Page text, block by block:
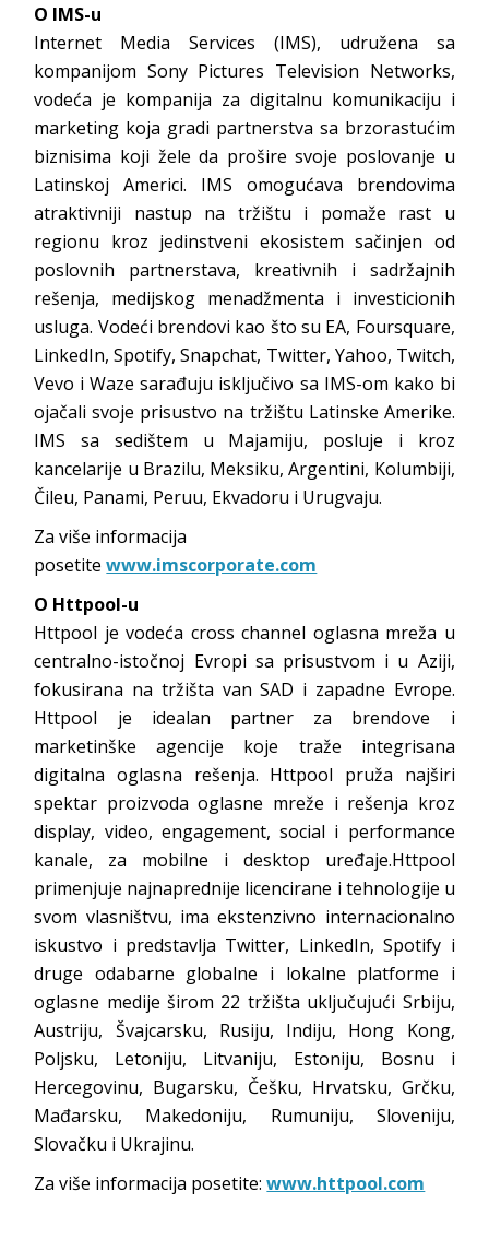
O IMS-u
Internet Media Services (IMS), udružena sa
kompanijom Sony Pictures Television Networks,
vodeća je kompanija za digitalnu komunikaciju i
marketing koja gradi partnerstva sa brzorastućim
biznisima koji žele da prošire svoje poslovanje u
Latinskoj Americi. IMS omogućava brendovima
atraktivniji nastup na tržištu i pomaže rast u
regionu kroz jedinstveni ekosistem sačinjen od
poslovnih partnerstava, kreativnih i sadržajnih
rešenja, medijskog menadžmenta i investicionih
usluga. Vodeći brendovi kao što su EA, Foursquare,
LinkedIn, Spotify, Snapchat, Twitter, Yahoo, Twitch,
Vevo i Waze sarađuju isključivo sa IMS-om kako bi
ojačali svoje prisustvo na tržištu Latinske Amerike.
IMS sa sedištem u Majamiju, posluje i kroz
kancelarije u Brazilu, Meksiku, Argentini, Kolumbiji,
Čileu, Panami, Peruu, Ekvadoru i Urugvaju.
Za više informacija
posetitewww.imscorporate.com
O Httpool-u
Httpool je vodeća cross channel oglasna mreža u
centralno-istočnoj Evropi sa prisustvom i u Aziji,
fokusirana na tržišta van SAD i zapadne Evrope.
Httpool je idealan partner za brendove i
marketinške agencije koje traže integrisana
digitalna oglasna rešenja. Httpool pruža najširi
spektar proizvoda oglasne mreže i rešenja kroz
display, video, engagement, social i performance
kanale, za mobilne i desktop uređaje.Httpool
primenjuje najnaprednije licencirane i tehnologije u
svom vlasništvu, ima ekstenzivno internacionalno
iskustvo i predstavlja Twitter, LinkedIn, Spotify i
druge odabarne globalne i lokalne platforme i
oglasne medije širom 22 tržišta uključujući Srbiju,
Austriju, Švajcarsku, Rusiju, Indiju, Hong Kong,
Poljsku, Letoniju, Litvaniju, Estoniju, Bosnu i
Hercegovinu, Bugarsku, Češku, Hrvatsku, Grčku,
Mađarsku, Makedoniju, Rumuniju, Sloveniju,
Slovačku i Ukrajinu.
Za više informacija posetite:www.httpool.com